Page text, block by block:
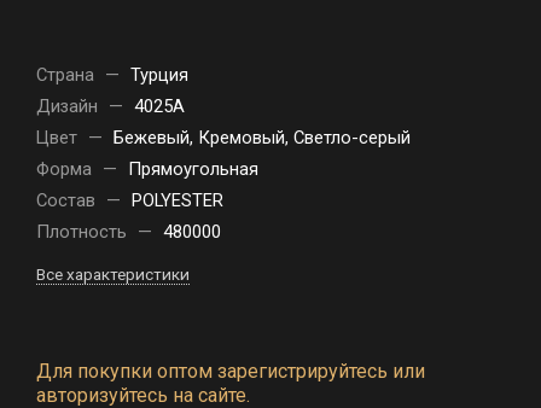
Страна — Турция
Дизайн
— 4025A
Цвет — Бежевый, Кремовый, Светло-серый
Форма —
Прямоугольная
Состав
— POLYESTER
Плотность
— 480000
Все характеристики
Для покупки оптом зарегистрируйтесь или
авторизуйтесь на сайте.